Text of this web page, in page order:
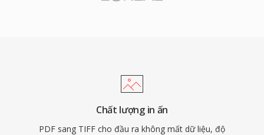
Chất lượng in ấn
PDF sang TIFF cho đầu ra không mất dữ liệu, độ